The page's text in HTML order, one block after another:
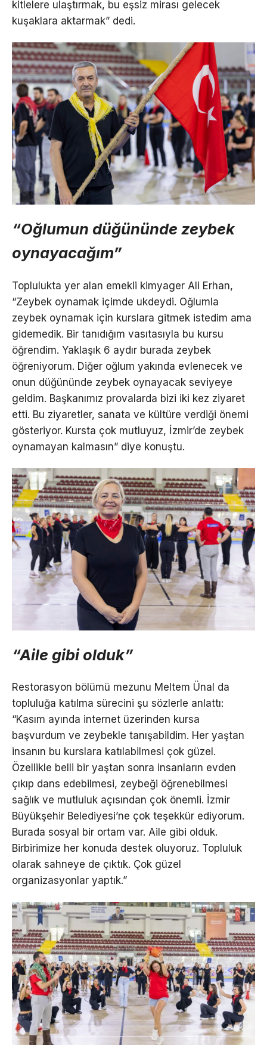
kitlelere ulaştırmak, bu eşsiz mirası gelecek
kuşaklara aktarmak” dedi.
“Oğlumun düğününde zeybek
oynayacağım”
Toplulukta yer alan emekli kimyager Ali Erhan,
“Zeybek oynamak içimde ukdeydi. Oğlumla
zeybek oynamak için kurslara gitmek istedim ama
gidemedik. Bir tanıdığım vasıtasıyla bu kursu
öğrendim. Yaklaşık 6 aydır burada zeybek
öğreniyorum. Diğer oğlum yakında evlenecek ve
onun düğününde zeybek oynayacak seviyeye
geldim. Başkanımız provalarda bizi iki kez ziyaret
etti. Bu ziyaretler, sanata ve kültüre verdiği önemi
gösteriyor. Kursta çok mutluyuz, İzmir’de zeybek
oynamayan kalmasın” diye konuştu.
“Aile gibi olduk”
Restorasyon bölümü mezunu Meltem Ünal da
topluluğa katılma sürecini şu sözlerle anlattı:
“Kasım ayında internet üzerinden kursa
başvurdum ve zeybekle tanışabildim. Her yaştan
insanın bu kurslara katılabilmesi çok güzel.
Özellikle belli bir yaştan sonra insanların evden
çıkıp dans edebilmesi, zeybeği öğrenebilmesi
sağlık ve mutluluk açısından çok önemli. İzmir
Büyükşehir Belediyesi’ne çok teşekkür ediyorum.
Burada sosyal bir ortam var. Aile gibi olduk.
Birbirimize her konuda destek oluyoruz. Topluluk
olarak sahneye de çıktık. Çok güzel
organizasyonlar yaptık.”